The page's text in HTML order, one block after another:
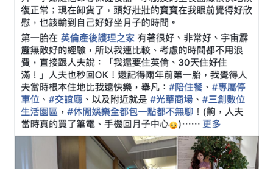
芳
君
Nina
Chu
在
英
倫